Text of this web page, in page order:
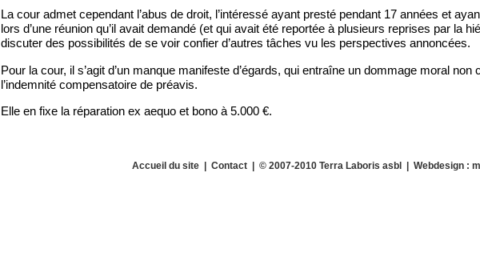
La cour admet cependant l’abus de droit, l’intéressé ayant presté pendant 17 années et
lors d’une réunion qu’il avait demandé (et qui avait été reportée à plusieurs reprises par la
discuter des possibilités de se voir confier d’autres tâches vu les perspectives annoncées.
Pour la cour, il s’agit d’un manque manifeste d’égards, qui entraîne un dommage moral non
l’indemnité compensatoire de préavis.
Elle en fixe la réparation ex aequo et bono à 5.000 €.
Accueil du site| Contact| © 2007-2010 Terra Laboris asbl | Webdesign :